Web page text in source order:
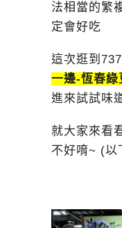
法相當的繁
定會好吃
這次逛到
一邊-恆春綠
進來試試味
就大家來看
不好唷~ (以